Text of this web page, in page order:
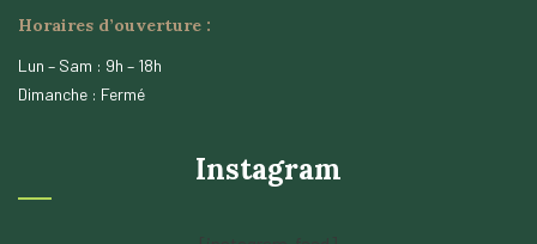
Horaires d’ouverture :
Lun – Sam : 9h – 18h
Dimanche : Fermé
Instagram